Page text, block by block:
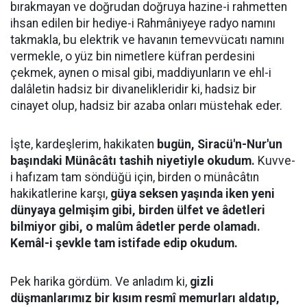
bırakmayan ve doğrudan doğruya hazine-i rahmetten
ihsan edilen bir hediye-i Rahmâniyeye radyo namını
takmakla, bu elektrik ve havanın temevvücatı namını
vermekle, o yüz bin nimetlere küfran perdesini
çekmek, aynen o misal gibi, maddiyunların ve ehl-i
dalâletin hadsiz bir divanelikleridir ki, hadsiz bir
cinayet olup, hadsiz bir azaba onları müstehak eder.
İşte, kardeşlerim, hakikaten bugün, Siracü'n-Nur'un
başındaki Münâcâtı tashih niyetiyle okudum. Kuvve-
i hafızam tam söndüğü için, birden o münâcâtın
hakikatlerine karşı, güya seksen yaşında iken yeni
dünyaya gelmişim gibi, birden ülfet ve âdetleri
bilmiyor gibi, o malûm âdetler perde olamadı.
Kemâl-i şevkle tam istifade edip okudum.
Pek harika gördüm. Ve anladım ki, gizli
düşmanlarımız bir kısım resmî memurları aldatıp,